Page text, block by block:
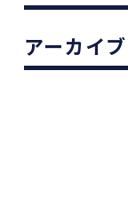
アーカイブ